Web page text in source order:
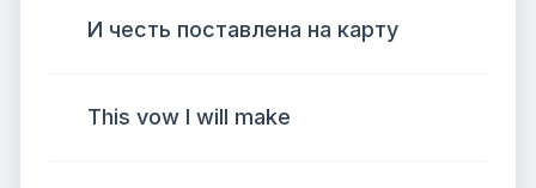
И честь поставлена ​​на карту
This vow I will make